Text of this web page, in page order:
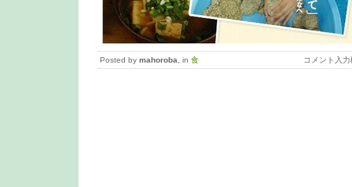
Posted by mahoroba , in 食 コメント入力